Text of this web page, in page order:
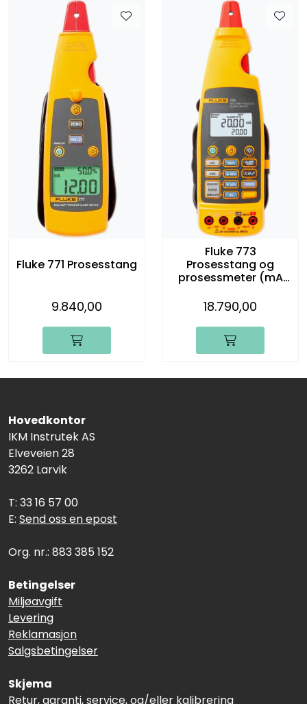
Fluke 771 Prosesstang
9.840,00
Fluke 773
Prosesstang og
prosessmeter (mA
18.790,00
Hovedkontor
IKM Instrutek AS
Elveveien 28
3262 Larvik
T: 33 16 57 00
E: Send oss en epost
Org. nr.: 883 385 152
Betingelser
Miljøavgift
Levering
Reklamasjon
Salgsbetingelser
Skjema
Retur, garanti, service, og/eller kalibrering